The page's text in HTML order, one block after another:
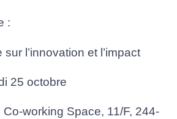
:
l’innovation et l’impact
25 octobre
working Space, 11/F, 244-